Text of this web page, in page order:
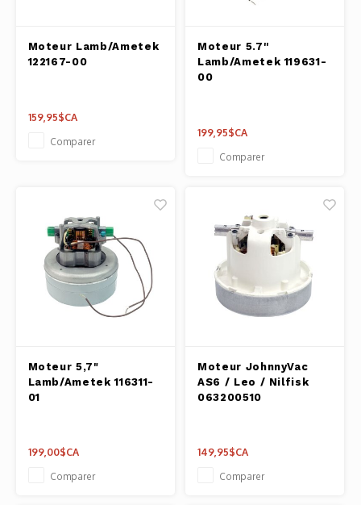
Moteur Lamb/Ametek
122167-00
159,95$CA
Comparer
Moteur 5.7''
Lamb/Ametek 119631-
00
199,95$CA
Comparer
Moteur 5,7"
Lamb/Ametek 116311-
01
199,00$CA
Comparer
Moteur JohnnyVac
AS6 / Leo / Nilfisk
063200510
149,95$CA
Comparer